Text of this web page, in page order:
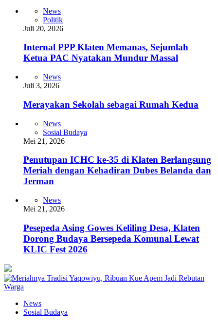
News
Politik
Juli 20, 2026
Internal PPP Klaten Memanas, Sejumlah
Ketua PAC Nyatakan Mundur Massal
News
Juli 3, 2026
Merayakan Sekolah sebagai Rumah Kedua
News
Sosial Budaya
Mei 21, 2026
Penutupan ICHC ke-35 di Klaten Berlangsung
Meriah dengan Kehadiran Dubes Belanda dan
Jerman
News
Mei 21, 2026
Pesepeda Asing Gowes Keliling Desa, Klaten
Dorong Budaya Bersepeda Komunal Lewat
KLIC Fest 2026
News
Sosial Budaya